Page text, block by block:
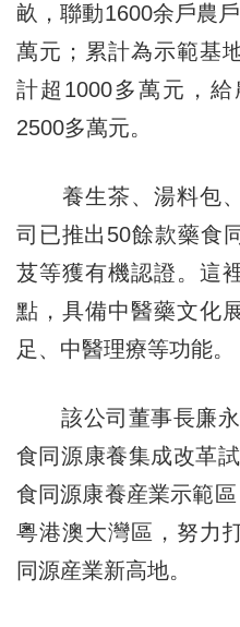
畝，聯動1600余戶農
萬元；累計為示範基
計超1000多萬元，
2500多萬元。
養生茶、湯料包
司已推出50餘款藥食
芨等獲有機認證。這
點，具備中醫藥文化
足、中醫理療等功能。
該公司董事長廉永
食同源康養集成改革
食同源康養産業示範
粵港澳大灣區，努力
同源産業新高地。